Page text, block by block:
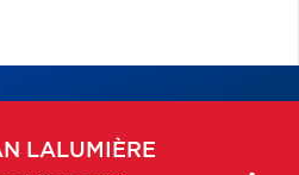
LALUMIÈRE